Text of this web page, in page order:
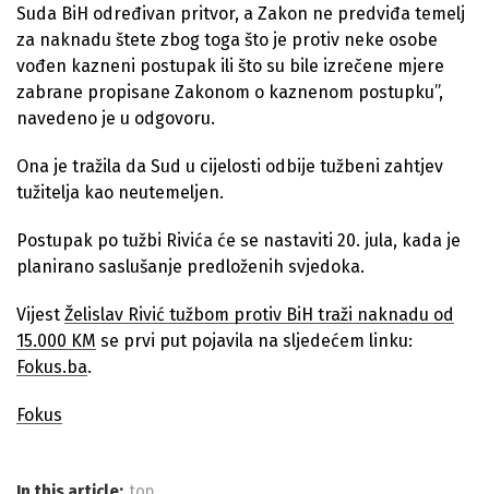
Suda BiH određivan pritvor, a Zakon ne predviđa temelj
za naknadu štete zbog toga što je protiv neke osobe
vođen kazneni postupak ili što su bile izrečene mjere
zabrane propisane Zakonom o kaznenom postupku”,
navedeno je u odgovoru.
Ona je tražila da Sud u cijelosti odbije tužbeni zahtjev
tužitelja kao neutemeljen.
Postupak po tužbi Rivića će se nastaviti 20. jula, kada je
planirano saslušanje predloženih svjedoka.
Vijest Želislav Rivić tužbom protiv BiH traži naknadu od
15.000 KM se prvi put pojavila na sljedećem linku:
Fokus.ba.
Fokus